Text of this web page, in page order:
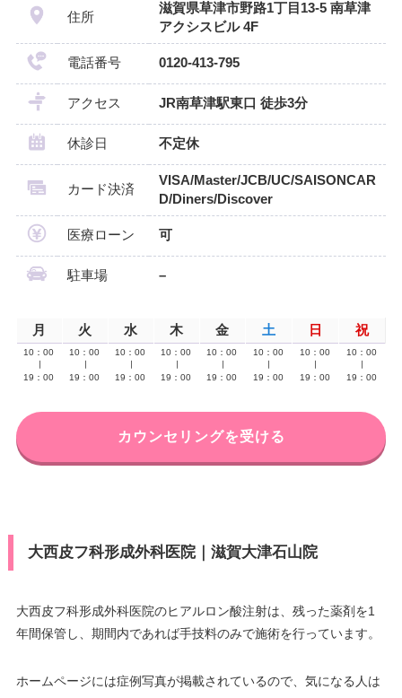
住所
滋賀県草津市野路1丁目13-5 南草津
アクシスビル 4F
電話番号 0120-413-795
アクセス JR南草津駅東口 徒歩3分
休診日 不定休
カード決済
VISA/Master/JCB/UC/SAISONCAR
D/Diners/Discover
医療ローン 可
駐車場 –
月 火 水 木 金 土 日 祝
10：00
19：00
10：00
19：00
10：00
19：00
10：00
19：00
10：00
19：00
10：00
19：00
10：00
19：00
10：00
19：00
カウンセリングを受ける
大西皮フ科形成外科医院｜滋賀大津石山院
大西皮フ科形成外科医院のヒアルロン酸注射は、残った薬剤を1
年間保管し、期間内であれば手技料のみで施術を行っています。
ホームページには症例写真が掲載されているので、気になる人は